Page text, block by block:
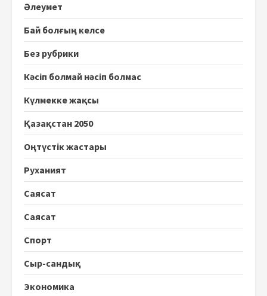
Әлеумет
Бай болғың келсе
Без рубрики
Кәсіп болмай нәсіп болмас
Күлмекке жақсы
Қазақстан 2050
Оңтүстік жастары
Руханият
Саясат
Саясат
Спорт
Сыр-сандық
Экономика